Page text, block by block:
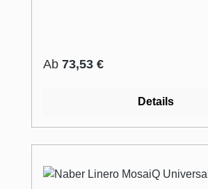
Regulärer Preis:
Ab 73,53 €
Details